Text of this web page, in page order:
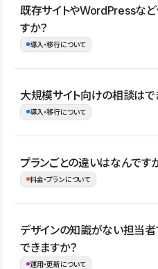
コーポレートサイト、サービス
グ・メディア、イベントサイト
ォリオなど幅広く制作できます。
既存サイトやWordPressな
すか？
導入・移行について
はい。既存サイトの構成やコンテ
Studio上に再構築する形で移行
イト全体のデザインや設定がその
め、移行後にページ構成やデザイ
大規模サイト向けの相談はで
導入・移行について
はい。アクセス規模が大きいサイ
理、セキュリティ確認、既存シ
ない段階でも、お問い合わせくだ
お問合せはこちら
プランごとの違いはなんです
料金・プランについて
公開ページ数、バージョン履歴の
管理の有無などがプランごとに
ージをご覧ください。
デザインの知識がない担当者
できますか？
運用・更新について